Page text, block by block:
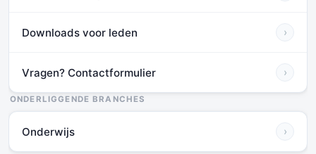
Downloads voor leden ›
Vragen? Contactformulier ›
ONDERLIGGENDE BRANCHES
Onderwijs ›